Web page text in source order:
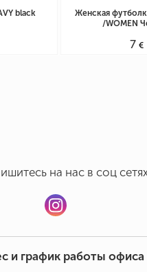
black
Женская
/WOMEN
7 €
на нас в соц
и график работы офиса